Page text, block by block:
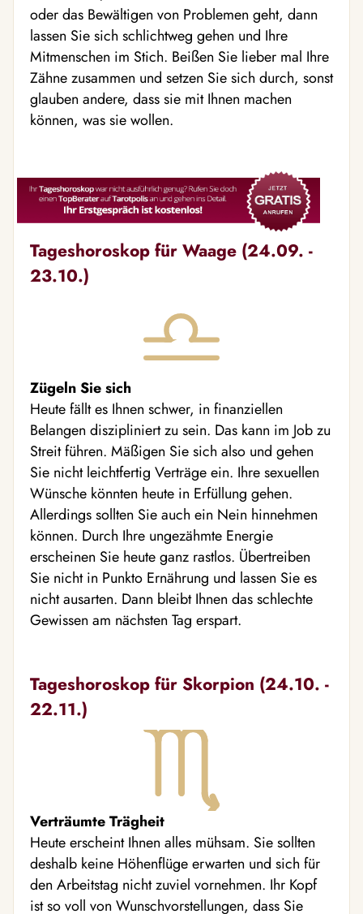
oder das Bewältigen von Problemen geht, dann
lassen Sie sich schlichtweg gehen und Ihre
Mitmenschen im Stich. Beißen Sie lieber mal Ihre
Zähne zusammen und setzen Sie sich durch, sonst
glauben andere, dass sie mit Ihnen machen
können, was sie wollen.
Tageshoroskop für Waage (24.09. -
23.10.)
Zügeln Sie sich
Heute fällt es Ihnen schwer, in finanziellen
Belangen diszipliniert zu sein. Das kann im Job zu
Streit führen. Mäßigen Sie sich also und gehen
Sie nicht leichtfertig Verträge ein. Ihre sexuellen
Wünsche könnten heute in Erfüllung gehen.
Allerdings sollten Sie auch ein Nein hinnehmen
können. Durch Ihre ungezähmte Energie
erscheinen Sie heute ganz rastlos. Übertreiben
Sie nicht in Punkto Ernährung und lassen Sie es
nicht ausarten. Dann bleibt Ihnen das schlechte
Gewissen am nächsten Tag erspart.
Tageshoroskop für Skorpion (24.10. -
22.11.)
Verträumte Trägheit
Heute erscheint Ihnen alles mühsam. Sie sollten
deshalb keine Höhenflüge erwarten und sich für
den Arbeitstag nicht zuviel vornehmen. Ihr Kopf
ist so voll von Wunschvorstellungen, dass Sie